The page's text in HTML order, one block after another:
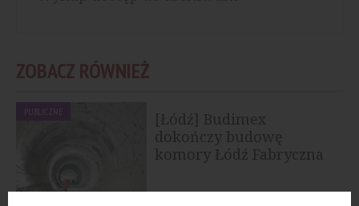
ZOBACZ RÓWNIEŻ
PUBLICZNE
[Łódź] Budimex
dokończy budowę
komory Łódź Fabryczna